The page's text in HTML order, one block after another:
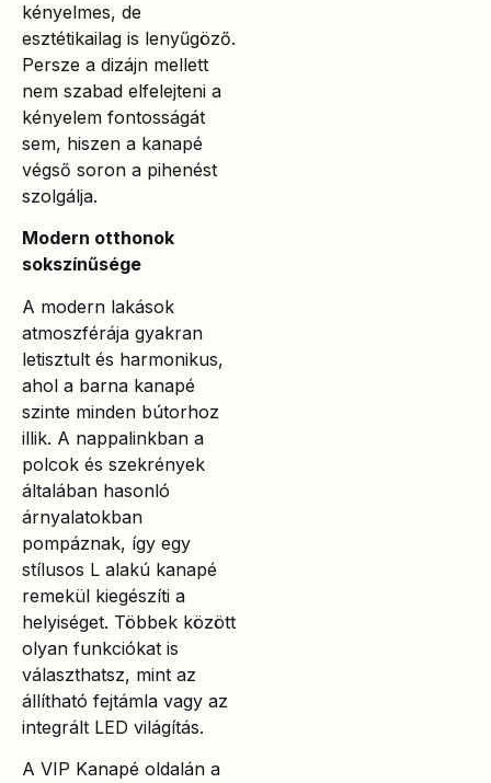
kényelmes, de
esztétikailag is lenyűgöző.
Persze a dizájn mellett
nem szabad elfelejteni a
kényelem fontosságát
sem, hiszen a kanapé
végső soron a pihenést
szolgálja.
Modern otthonok
sokszínűsége
A modern lakások
atmoszférája gyakran
letisztult és harmonikus,
ahol a barna kanapé
szinte minden bútorhoz
illik. A nappalinkban a
polcok és szekrények
általában hasonló
árnyalatokban
pompáznak, így egy
stílusos L alakú kanapé
remekül kiegészíti a
helyiséget. Többek között
olyan funkciókat is
választhatsz, mint az
állítható fejtámla vagy az
integrált LED világítás.
A VIP Kanapé oldalán a